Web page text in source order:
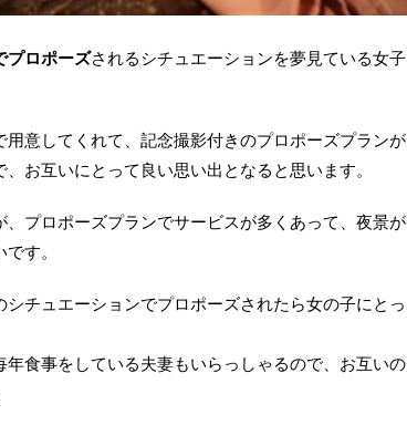
プロポーズされるシチュエーションを夢見ている女子
意してくれて、記念撮影付きのプロポーズプランが
お互いにとって良い思い出となると思います。
プロポーズプランでサービスが多くあって、夜景が
す。
チュエーションでプロポーズされたら女の子にとっ
食事をしている夫妻もいらっしゃるので、お互いの